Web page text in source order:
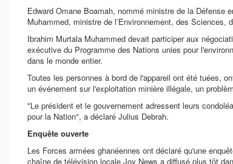
Edward Omane Boamah, nommé ministre de la Défense
Muhammed, ministre de l’Environnement, des
Ibrahim Murtala Muhammed devait participer aux
exécutive du Programme des Nations unies pour
dans le monde entier.
Toutes les personnes à bord de l'appareil ont été tuées,
un événement sur l'exploitation minière illégale, un
"Le président et le gouvernement adressent leurs
pour la Nation", a déclaré Julius Debrah.
Enquête ouverte
Les Forces armées ghanéennes ont déclaré qu'une
chaîne de télévision locale Joy News a diffusé plus tôt